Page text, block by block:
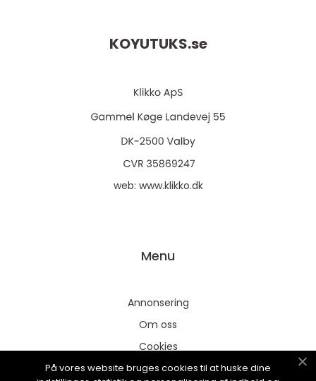
KOYUTUKS.se
web: www.klikko.dk
Menu
Annonsering
Om oss
Cookies
Kontakta oss
På vores website bruges cookies til at huske dine